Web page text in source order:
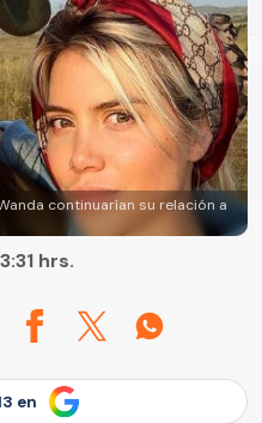
continuarían su relación a
hrs.
en